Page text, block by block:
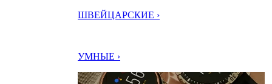
ШВЕЙЦАРСКИЕ ›
УМНЫЕ ›